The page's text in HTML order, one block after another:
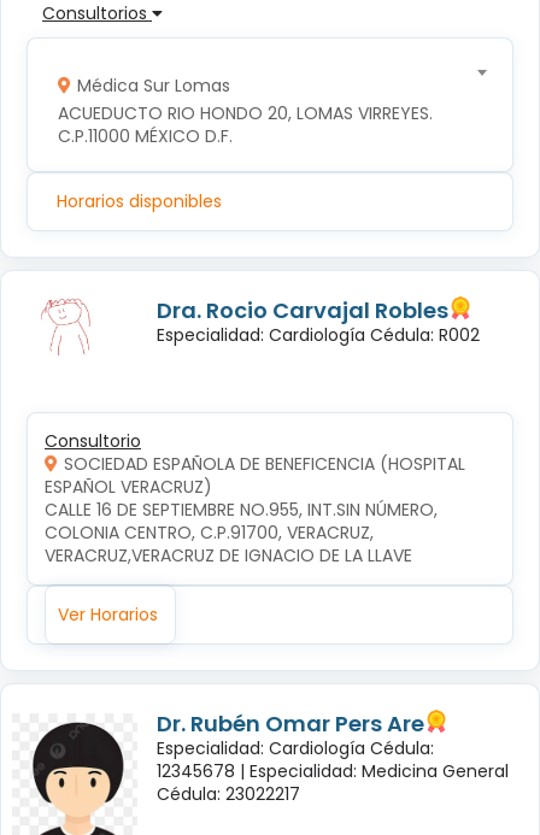
Consultorios
Médica Sur Lomas
ACUEDUCTO RIO HONDO 20, LOMAS VIRREYES.
C.P.11000 MÉXICO D.F.
Horarios disponibles
Dra. Rocio Carvajal Robles
Especialidad: Cardiología Cédula: R002
Consultorio
SOCIEDAD ESPAÑOLA DE BENEFICENCIA (HOSPITAL
ESPAÑOL VERACRUZ)
CALLE 16 DE SEPTIEMBRE NO.955, INT.SIN NÚMERO,
COLONIA CENTRO, C.P.91700, VERACRUZ,
VERACRUZ,VERACRUZ DE IGNACIO DE LA LLAVE
Ver Horarios
Dr. Rubén Omar Pers Are
Especialidad: Cardiología Cédula:
12345678 | Especialidad: Medicina General
Cédula: 23022217